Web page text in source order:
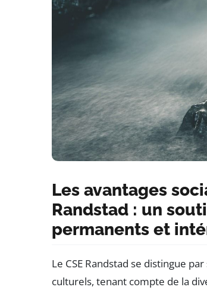
Les avantages
Randstad : un
permanents et
Le CSE Randstad se distingue
culturels, tenant compte de la